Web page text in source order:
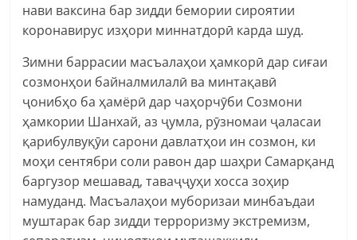
нави ваксина бар зидди бемории сироятии
коронавирус изҳори миннатдорӣ карда шуд.
Зимни баррасии масъалаҳои ҳамкорӣ дар сиғаи
созмонҳои байналмилалӣ ва минтақавӣ
ҷонибҳо ба ҳамёрӣ дар чаҳорчӯби Созмони
ҳамкории Шанхай, аз ҷумла, рӯзномаи ҷаласаи
қарибулвуқӯи сарони давлатҳои ин созмон, ки
моҳи сентябри соли равон дар шаҳри Самарқанд
баргузор мешавад, таваҷҷуҳи хосса зоҳир
намуданд. Масъалаҳои муборизаи минбаъдаи
муштарак бар зидди терроризму экстремизм,